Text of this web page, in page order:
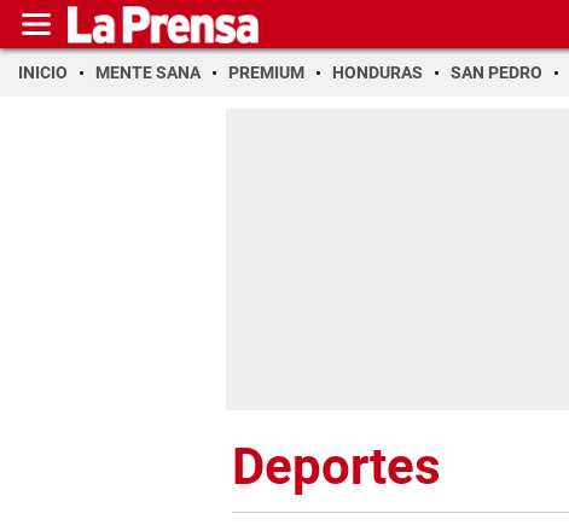
INICIO MENTE SANA PREMIUM HONDURAS SAN PEDRO
Deportes